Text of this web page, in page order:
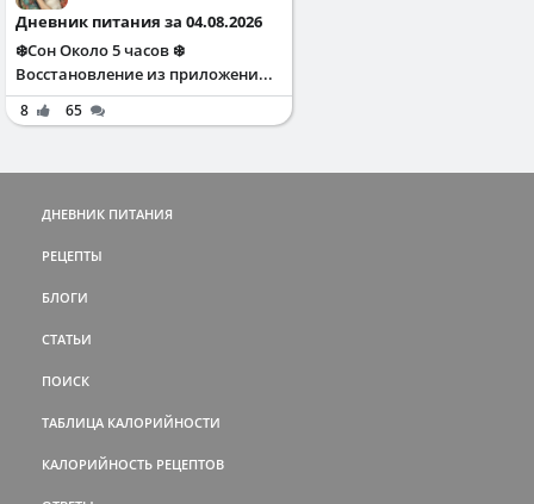
Дневник питания за 04.08.2026
❄️Сон Около 5 часов ❄️
Восстановление из приложени...
8 65
ДНЕВНИК ПИТАНИЯ
РЕЦЕПТЫ
БЛОГИ
СТАТЬИ
ПОИСК
ТАБЛИЦА КАЛОРИЙНОСТИ
КАЛОРИЙНОСТЬ РЕЦЕПТОВ